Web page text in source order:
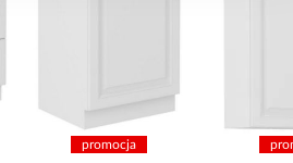
promocja